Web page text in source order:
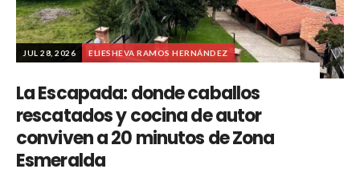
JUL 28, 2026 ELIESHEVA RAMOS HERNÁNDEZ
La Escapada: donde caballos
rescatados y cocina de autor
conviven a 20 minutos de Zona
Esmeralda